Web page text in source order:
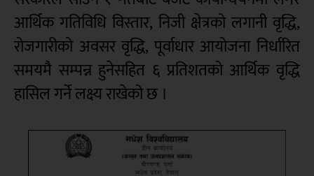
आर्थिक गतिविधि विस्तार, निजी क्षेत्रको लगानी वृद्धि,
रोजगारीको अवसर वृद्धि, पूर्वाधार आयोजना निर्धारित
समयमै सम्पन्न हुनेसहित ६ प्रतिशतको आर्थिक वृद्धि
हासिल गर्ने लक्ष्य राखेको छ ।